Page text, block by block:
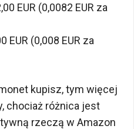
EUR (0,0082 EUR za
EUR (0,008 EUR za
kupisz, tym więcej
chociaż różnica jest
rzeczą w Amazon